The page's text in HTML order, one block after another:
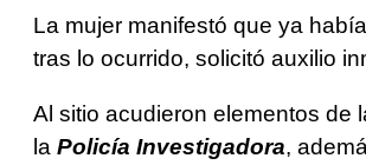
La mujer manifestó que ya
tras lo ocurrido, solicitó auxilio
Al sitio acudieron elementos de
la Policía Investigadora,